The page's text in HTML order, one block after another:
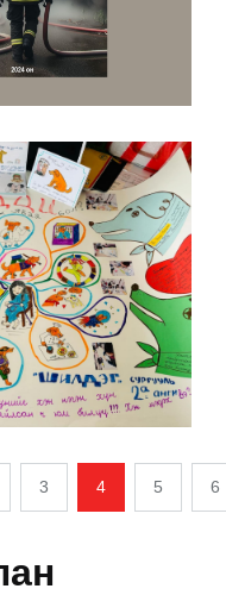
3 4 5 6